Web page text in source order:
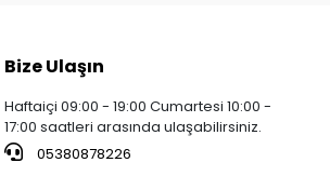
Bize Ulaşın
Haftaiçi 09:00 - 19:00 Cumartesi 10:00 -
17:00 saatleri arasında ulaşabilirsiniz.
05380878226